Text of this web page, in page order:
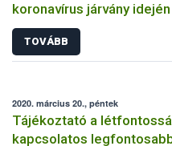
koronavírus járvány idején
TOVÁBB
2020. március 20., péntek
Tájékoztató a
kapcsolatos